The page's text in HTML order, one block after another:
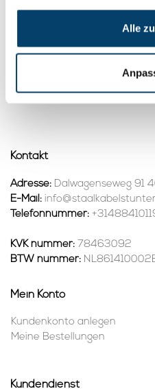
gesammelt haben.
Alle
Klemmzwingen
Kontakt
Adresse: Dalwagenseweg 91
E-Mail:
Telefonnummer:
KVK nummer: 78463092
BTW nummer:
Mein Konto
Kundenkonto anlegen
Meine Bestellungen
Kundendienst